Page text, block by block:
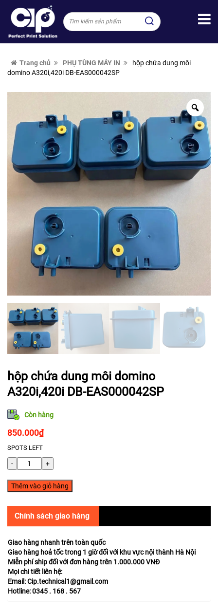
Trang chủ PHỤ TÙNG MÁY IN
hộp chứa dung môi
domino A320i,420i DB-EAS000042SP
hộp chứa dung môi domino
A320i,420i DB-EAS000042SP
Còn hàng
850.000₫
SPOTS LEFT
- +
Thêm vào giỏ hàng
Chính sách giao hàng
Giao hàng nhanh trên toàn quốc
Giao hàng hoả tốc trong 1 giờ đối với khu vực nội thành Hà Nội
Miễn phí ship đối với đơn hàng trên 1.000.000 VNĐ
Mọi chi tiết liên hệ:
Email: Cip.technical1@gmail.com
Hotline: 0345 . 168 . 567